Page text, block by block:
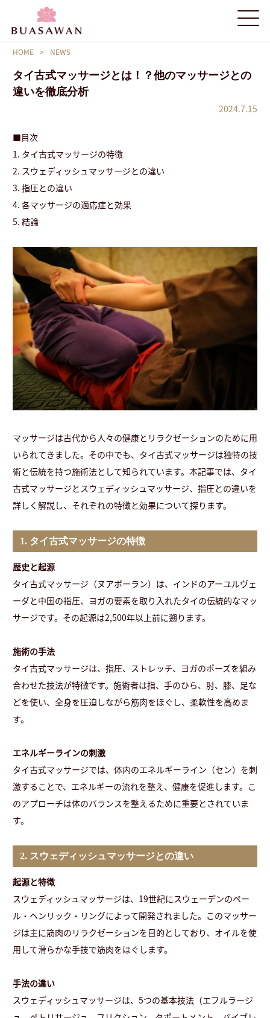
HOME > NEWS
タイ古式マッサージとは！？他のマッサージとの
違いを徹底分析
2024.7.15
■目次
1. タイ古式マッサージの特徴
2. スウェディッシュマッサージとの違い
3. 指圧との違い
4. 各マッサージの適応症と効果
5. 結論
マッサージは古代から人々の健康とリラクゼーションのために用
いられてきました。その中でも、タイ古式マッサージは独特の技
術と伝統を持つ施術法として知られています。本記事では、タイ
古式マッサージとスウェディッシュマッサージ、指圧との違いを
詳しく解説し、それぞれの特徴と効果について探ります。
1. タイ古式マッサージの特徴
歴史と起源
タイ古式マッサージ（ヌアボーラン）は、インドのアーユルヴェ
ーダと中国の指圧、ヨガの要素を取り入れたタイの伝統的なマッ
サージです。その起源は2,500年以上前に遡ります。
施術の手法
タイ古式マッサージは、指圧、ストレッチ、ヨガのポーズを組み
合わせた技法が特徴です。施術者は指、手のひら、肘、膝、足な
どを使い、全身を圧迫しながら筋肉をほぐし、柔軟性を高めま
す。
エネルギーラインの刺激
タイ古式マッサージでは、体内のエネルギーライン（セン）を刺
激することで、エネルギーの流れを整え、健康を促進します。こ
のアプローチは体のバランスを整えるために重要とされていま
す。
2. スウェディッシュマッサージとの違い
起源と特徴
スウェディッシュマッサージは、19世紀にスウェーデンのペー
ル・ヘンリック・リングによって開発されました。このマッサー
ジは主に筋肉のリラクゼーションを目的としており、オイルを使
用して滑らかな手技で筋肉をほぐします。
手法の違い
スウェディッシュマッサージは、5つの基本技法（エフルラージ